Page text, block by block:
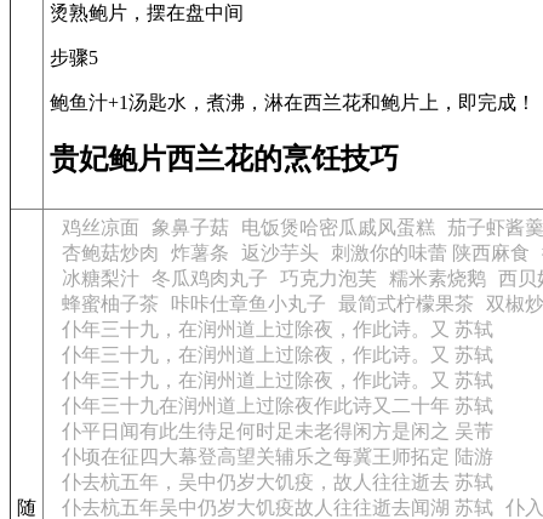
烫熟鲍片，摆在盘中间
步骤5
鲍鱼汁+1汤匙水，煮沸，淋在西兰花和鲍片上，即完成！
贵妃鲍片西兰花的烹饪技巧
随
鸡丝凉面 象鼻子菇 电饭煲哈密瓜戚风蛋糕
茄子虾酱羹
杏鲍菇炒肉
炸薯条 返沙芋头 刺激你的味蕾 陕西麻食
冰糖梨汁 冬瓜鸡肉丸子 巧克力泡芙 糯米素烧鹅 西贝
蜂蜜柚子茶
咔咔仕章鱼小丸子 最简式柠檬果茶
双椒
仆年三十九，在润州道上过除夜，作此诗。又 苏轼
仆年三十九，在润州道上过除夜，作此诗。又 苏轼
仆年三十九，在润州道上过除夜，作此诗。又 苏轼
仆年三十九在润州道上过除夜作此诗又二十年 苏轼
仆平日闻有此生待足何时足未老得闲方是闲之 吴芾
仆顷在征四大幕登高望关辅乐之每冀王师拓定 陆游
仆去杭五年，吴中仍岁大饥疫，故人往往逝去 苏轼
仆去杭五年吴中仍岁大饥疫故人往往逝去闻湖 苏轼 仆